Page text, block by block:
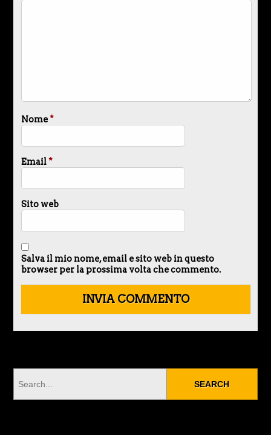
Nome*
Email*
Sito web
Salva il mio nome, email e sito web in questo
browser per la prossima volta che commento.